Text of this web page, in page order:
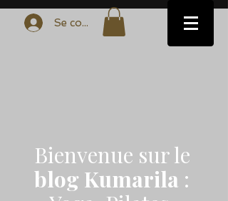
Se connecter
Bienvenue sur le
blog Kumarila :